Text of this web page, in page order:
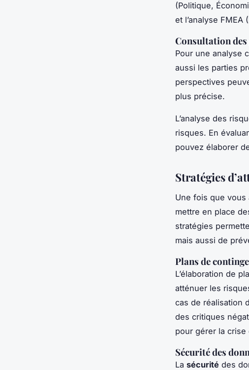
(Politique,
et l’analyse
Consultation
Pour une analyse
aussi les parties
perspectives
plus précise.
L’analyse des
risques. En
pouvez élaborer
Stratégies
Une fois que vous
mettre en place
stratégies
mais aussi de
Plans de
L’élaboration de
atténuer les
cas de réalisation
des critiques
pour gérer la crise
Sécurité des
La sécurité des